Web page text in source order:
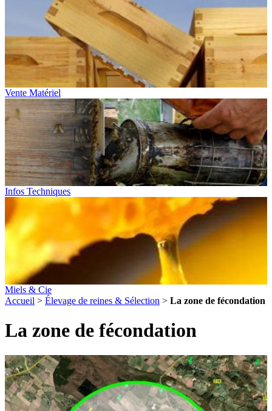
Vente Matériel
Infos Techniques
Miels & Cie
Accueil > Élevage de reines & Sélection > La zone de fécondation
La zone de fécondation